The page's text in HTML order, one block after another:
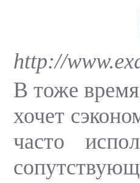
http://
В тоже
хочет
часто